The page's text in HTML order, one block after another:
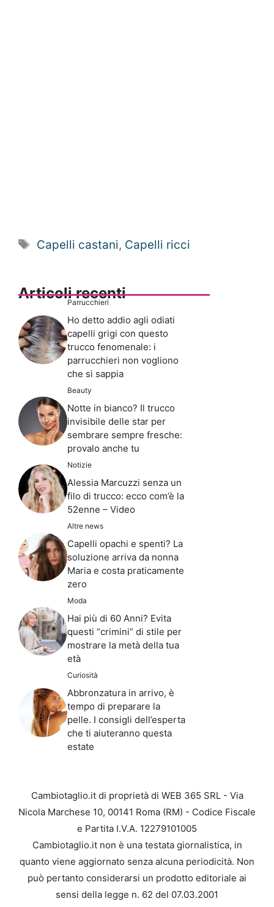
Tag
Capelli castani, Capelli ricci
Articoli recenti
Parrucchieri
Ho detto addio agli odiati
capelli grigi con questo
trucco fenomenale: i
parrucchieri non vogliono
che si sappia
Beauty
Notte in bianco? Il trucco
invisibile delle star per
sembrare sempre fresche:
provalo anche tu
Notizie
Alessia Marcuzzi senza un
filo di trucco: ecco com’è la
52enne – Video
Altre news
Capelli opachi e spenti? La
soluzione arriva da nonna
Maria e costa praticamente
zero
Moda
Hai più di 60 Anni? Evita
questi “crimini” di stile per
mostrare la metà della tua
età
Curiosità
Abbronzatura in arrivo, è
tempo di preparare la
pelle. I consigli dell’esperta
che ti aiuteranno questa
estate
Cambiotaglio.it di proprietà di WEB 365 SRL - Via
Nicola Marchese 10, 00141 Roma (RM) - Codice Fiscale
e Partita I.V.A. 12279101005
Cambiotaglio.it non è una testata giornalistica, in
quanto viene aggiornato senza alcuna periodicità. Non
può pertanto considerarsi un prodotto editoriale ai
sensi della legge n. 62 del 07.03.2001